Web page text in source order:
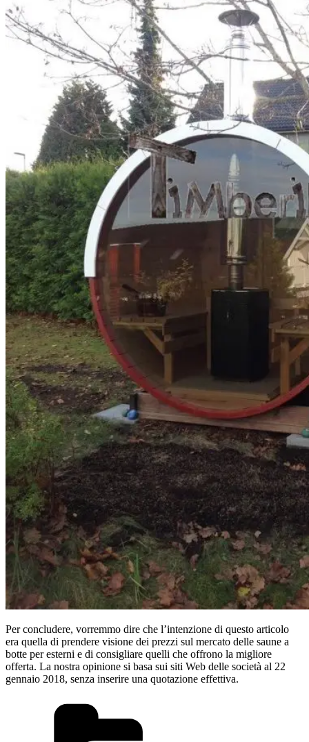
Per concludere, vorremmo dire che l’intenzione di questo articolo
era quella di prendere visione dei prezzi sul mercato delle saune a
botte per esterni e di consigliare quelli che offrono la migliore
offerta. La nostra opinione si basa sui siti Web delle società al 22
gennaio 2018, senza inserire una quotazione effettiva.